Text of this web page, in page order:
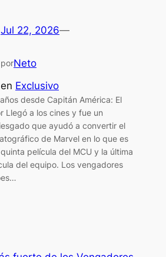
Jul 22, 2026—
porNeto
en Exclusivo
desde Capitán América: El
Llegó a los cines y fue un
que ayudó a convertir el
de Marvel en lo que es
película del MCU y la última
del equipo. Los vengadores